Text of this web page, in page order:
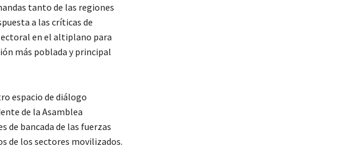
tanto de las regiones
a las críticas de
en el altiplano para
más poblada y principal
espacio de diálogo
de la Asamblea
de bancada de las fuerzas
de los sectores movilizados.